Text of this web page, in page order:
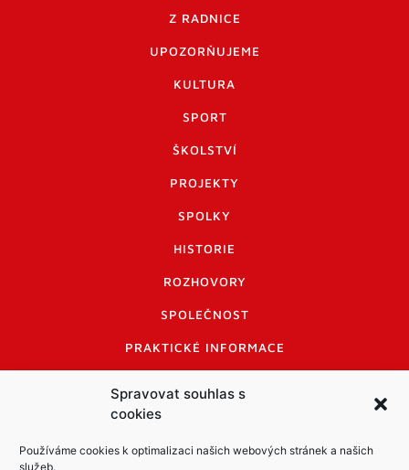
Spravovat souhlas s
cookies
Používáme cookies k optimalizaci našich webových stránek a našich
služeb.
Z RADNICE
UPOZORŇUJEME
KULTURA
SPORT
ŠKOLSTVÍ
PROJEKTY
SPOLKY
HISTORIE
ROZHOVORY
SPOLEČNOST
PRAKTICKÉ INFORMACE
INFORMACE A KODEX DISKUTUJÍCÍCH
LOGO A LOGO MANUÁL